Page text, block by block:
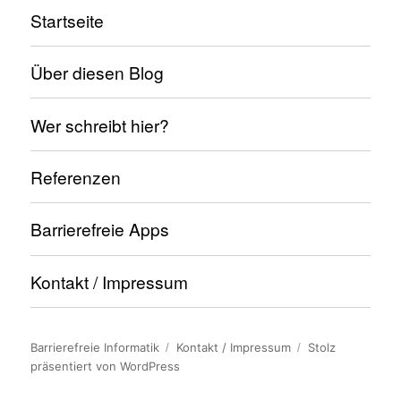
Startseite
Über diesen Blog
Wer schreibt hier?
Referenzen
Barrierefreie Apps
Kontakt / Impressum
Barrierefreie Informatik Kontakt / Impressum
Stolz
präsentiert von WordPress